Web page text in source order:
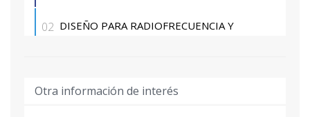
02 DISEÑO PARA RADIOFRECUENCIA Y
Universidad
Otra información de interés